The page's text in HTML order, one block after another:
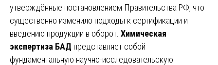
утверждённые постановлением Правительства РФ, что
существенно изменило подходы к сертификации и
введению продукции в оборот. Химическая
экспертиза БАД представляет собой
фундаментальную научно-исследовательскую